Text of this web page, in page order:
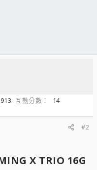
互動分數
14
#2
X TRIO 16G​